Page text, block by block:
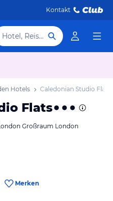
Kontakt
Hotel, Reiseziel
Hotels Caledonian Studio Flats
Flats
Großraum London
Merken